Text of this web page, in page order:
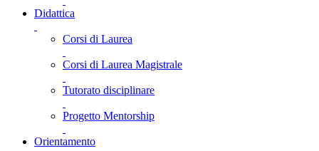
Didattica
Corsi di Laurea
Corsi di Laurea Magistrale
Tutorato disciplinare
Progetto Mentorship
Orientamento